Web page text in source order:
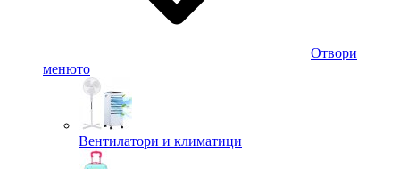
Отвори
менюто
Вентилатори и климатици